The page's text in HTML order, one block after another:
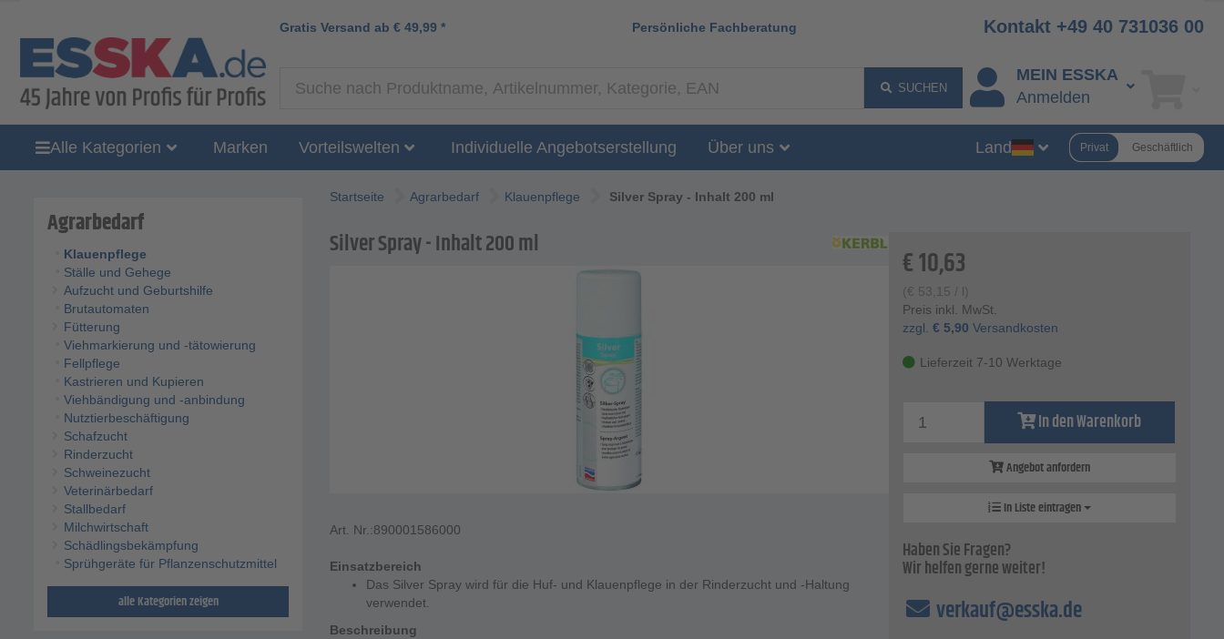
Gratis Versand ab € 49,99 * Persönliche Fachberatung Kontakt +49 40 731036 00
SUCHEN
MEIN ESSKA
Anmelden
Alle Kategorien Marken Vorteilswelten Individuelle Angebotserstellung Über uns Land Privat Geschäftlich
Agrarbedarf
Klauenpflege
Ställe und Gehege
Aufzucht und Geburtshilfe
Brutautomaten
Fütterung
Viehmarkierung und -tätowierung
Fellpflege
Kastrieren und Kupieren
Viehbändigung und -anbindung
Nutztierbeschäftigung
Schafzucht
Rinderzucht
Schweinezucht
Veterinärbedarf
Stallbedarf
Milchwirtschaft
Schädlingsbekämpfung
Sprühgeräte für Pflanzenschutzmittel
alle Kategorien zeigen
Startseite Agrarbedarf Klauenpflege Silver Spray - Inhalt 200 ml
Silver Spray - Inhalt 200 ml
Art. Nr.:890001586000
Einsatzbereich
Das Silver Spray wird für die Huf- und Klauenpflege in der Rinderzucht und -Haltung
verwendet.
Beschreibung
€10,63
(€ 53,15 / l)
Preis inkl. MwSt.
zzgl.€ 5,90 Versandkosten
Lieferzeit 7-10 Werktage
In den Warenkorb
Angebot anfordern
In Liste eintragen
Haben Sie Fragen?
Wir helfen gerne weiter!
verkauf@esska.de